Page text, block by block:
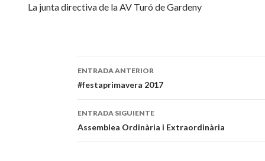
La junta directiva de la AV Turó de Gardeny
Navegación
de
entradas
ENTRADA ANTERIOR
#festaprimavera 2017
ENTRADA SIGUIENTE
Assemblea Ordinària i Extraordinària